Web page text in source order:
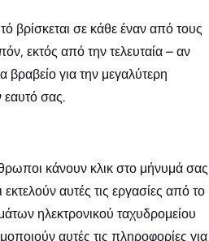
βρίσκεται σε κάθε έναν από τους
εκτός από την τελευταία – αν
βραβείο για την μεγαλύτερη
σας.
κάνουν κλικ στο μήνυμά σας
αυτές τις εργασίες από το
ηλεκτρονικού ταχυδρομείου
αυτές τις πληροφορίες για